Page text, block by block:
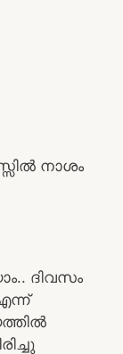
നാശം
ദിവസം